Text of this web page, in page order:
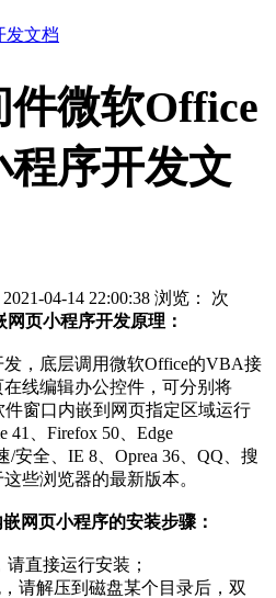
发文档
微软Office
程序开发文
04-14 22:00:38 浏览：
次
页小程序开发原理：
，底层调用微软Office的VBA接
线编辑办公控件，可分别将
件窗口内嵌到网页指定区域运行
41、Firefox 50、Edge
/安全、IE 8、Oprea 36、QQ、搜
些浏览器的最新版本。
网页小程序的安装步骤：
直接运行安装；
请解压到磁盘某个目录后，双